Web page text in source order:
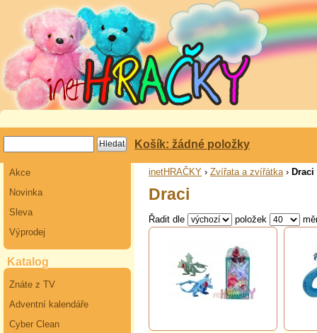
Košík: žádné položky
Akce
Novinka
Sleva
Výprodej
Katalog
Znáte z TV
Adventní kalendáře
Cyber Clean
inetHRAČKY › Zvířata a zvířátka› Draci
Draci
Řadit dle položek